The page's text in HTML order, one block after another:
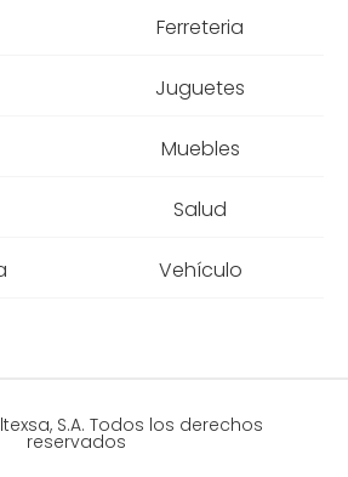
Ferreteria
Juguetes
Muebles
Salud
Vehículo
S.A. Todos los derechos
reservados